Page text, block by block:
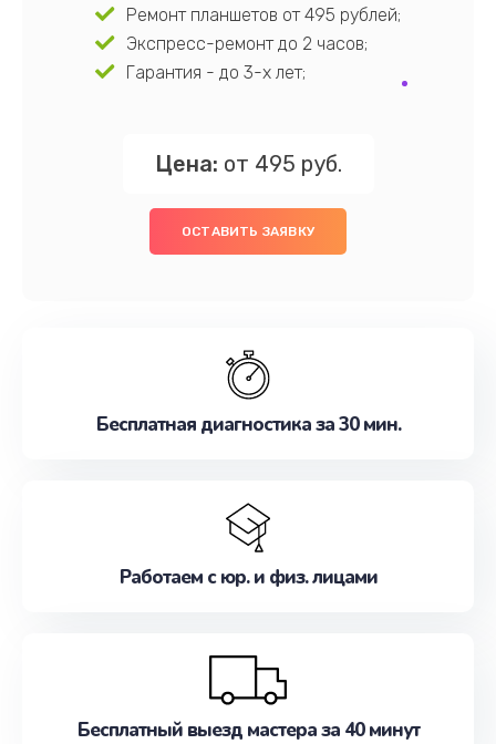
Ремонт планшетов от 495 рублей;
Экспресс-ремонт до 2 часов;
Гарантия - до 3-х лет;
Цена: от 495 руб.
ОСТАВИТЬ ЗАЯВКУ
Бесплатная диагностика за 30 мин.
Работаем с юр. и физ. лицами
Бесплатный выезд мастера за 40 минут